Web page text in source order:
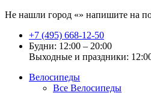
Не нашли город «» напишите на
+7 (495) 668-12-50
Будни: 12:00 – 20:00
Выходные и праздники:
Велосипеды
Все Велосипеды